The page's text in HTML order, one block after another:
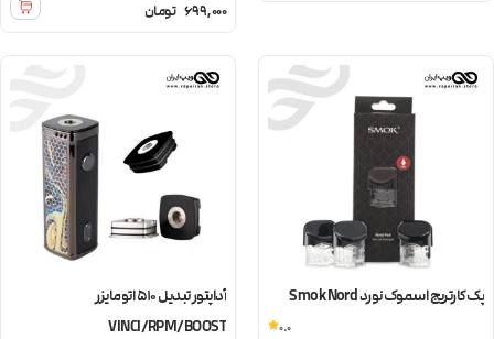
699,000 تومان
پک کارتریج اسموک نورد Smok Nord
0.0
آداپتور تبدیل 510 اتومایزر
VINCI/RPM/BOOST